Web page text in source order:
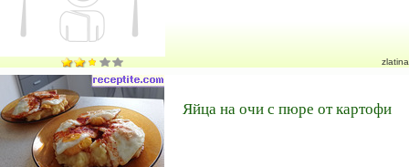
zlatina
Яйца на очи с пюре от картофи